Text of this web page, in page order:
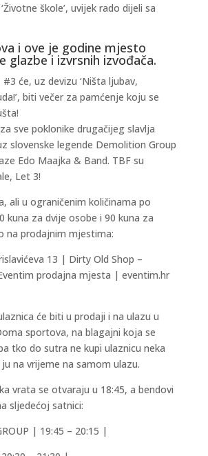
škole’, uvijek rado dijeli sa
i ove je godine mjesto
glazbe i izvrsnih izvođača.
će, uz devizu ‘Ništa ljubav,
biti večer za pamćenje koju se
sve poklonike drugačijeg slavlja
slovenske legende Demolition Group
Edo Maajka & Band. TBF su
Let 3!
ali u ograničenim količinama po
kuna za dvije osobe i 90 kuna za
na prodajnim mjestima:
13 | Dirty Old Shop –
prodajna mjesta | eventim.hr
će biti u prodaji i na ulazu u
sportova, na blagajni koja se
tko do sutra ne kupi ulaznicu neka
na vrijeme na samom ulazu.
vrata se otvaraju u 18:45, a bendovi
sljedećoj satnici:
| 19:45 – 20:15 |